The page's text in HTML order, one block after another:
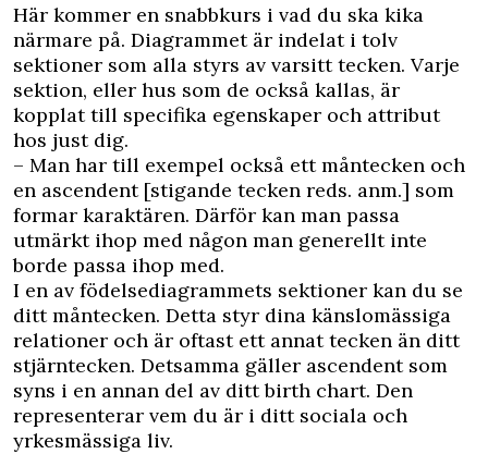
Här kommer en snabbkurs i vad du ska kika
närmare på. Diagrammet är indelat i tolv
sektioner som alla styrs av varsitt tecken. Varje
sektion, eller hus som de också kallas, är
kopplat till specifika egenskaper och attribut
hos just dig.
– Man har till exempel också ett måntecken och
en ascendent [stigande tecken reds. anm.] som
formar karaktären. Därför kan man passa
utmärkt ihop med någon man generellt inte
borde passa ihop med.
I en av födelsediagrammets sektioner kan du se
ditt måntecken. Detta styr dina känslomässiga
relationer och är oftast ett annat tecken än ditt
stjärntecken. Detsamma gäller ascendent som
syns i en annan del av ditt birth chart. Den
representerar vem du är i ditt sociala och
yrkesmässiga liv.